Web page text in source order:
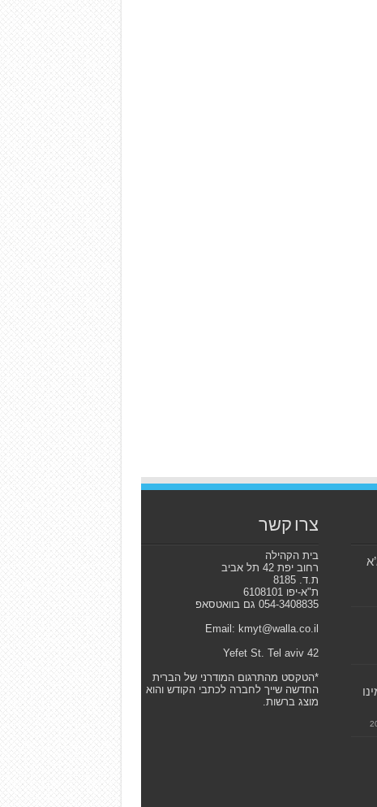
צרו קשר
בית הקהילה
רחוב יפת 42 תל אביב
ת.ד. 8185
ת"א-יפו 6108101
054-3408835 גם בוואטסאפ
Email: kmyt@walla.co.il
42 Yefet St. Tel aviv
*הטקסט מהתרגום המודרני של הברית
החדשה שייך לחברה לכתבי הקודש והוא
מוצג ברשות.